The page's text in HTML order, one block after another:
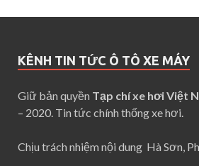
KÊNH TIN TỨC Ô TÔ XE MÁY
Giữ bản quyền Tạp chí xe hơi Việt
– 2020. Tin tức chính thống xe hơi.
Chịu trách nhiệm nội dung Hà Sơn,